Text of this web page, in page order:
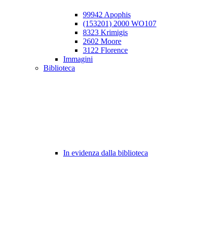
99942 Apophis
(153201) 2000 WO107
8323 Krimigis
2602 Moore
3122 Florence
Immagini
Biblioteca
In evidenza dalla biblioteca